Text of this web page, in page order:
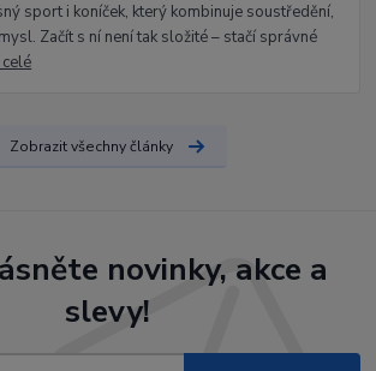
sport i koníček, který kombinuje soustředění,
Začít s ní není tak složité – stačí správné
Zobrazit všechny články
novinky, akce a
slevy!